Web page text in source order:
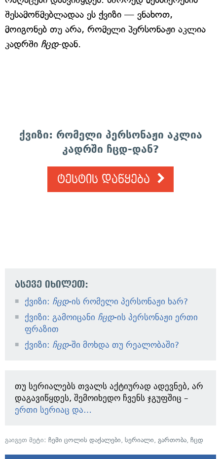
შესამოწმებლადაა ეს ქვიზი — ვნახოთ,
მოიგონებ თუ არა, რომელი პერსონაჟი აკლია
კადრში ჩცდ-დან.
ქვიზი: რომელი პერსონაჟი აკლია
კადრში ჩცდ-დან?
ტესტის დაწყება
ასევე იხილეთ:
ქვიზი: ჩცდ-ის რომელი პერსონაჟი ხარ?
ქვიზი: გამოიცანი ჩცდ-ის პერსონაჟი ერთი
ფრაზით
ქვიზი: ჩცდ-ში მოხდა თუ რეალობაში?
თუ სერიალებს თვალს აქტიურად ადევნებ, არ
დაგავიწყდეს, შემოიხედო ჩვენს ჯგუფშიც –
ერთი სერიაც და…
გაიგეთ მეტი: ჩემი ცოლის დაქალები, სერიალი, გართობა, ჩცდ